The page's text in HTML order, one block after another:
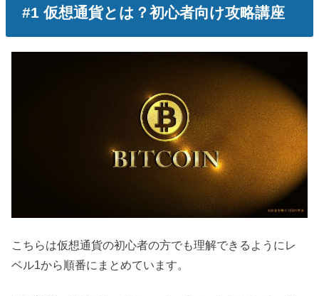
#1 仮想通貨とは？初心者向け攻略講座
こちらは仮想通貨の初心者の方でも理解できるようにレ
ベル1から順番にまとめています。